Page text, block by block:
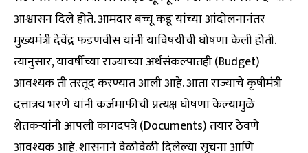
आश्वासन दिले होते. आमदार बच्चू कडू यांच्या आंदोलनानंतर
मुख्यमंत्री देवेंद्र फडणवीस यांनी याविषयीची घोषणा केली होती.
त्यानुसार, यावर्षीच्या राज्याच्या अर्थसंकल्पातही (Budget)
आवश्यक ती तरतूद करण्यात आली आहे. आता राज्याचे कृषीमंत्री
दत्तात्रय भरणे यांनी कर्जमाफीची प्रत्यक्ष घोषणा केल्यामुळे
शेतकऱ्यांनी आपली कागदपत्रे (Documents) तयार ठेवणे
आवश्यक आहे. शासनाने वेळोवेळी दिलेल्या सूचना आणि